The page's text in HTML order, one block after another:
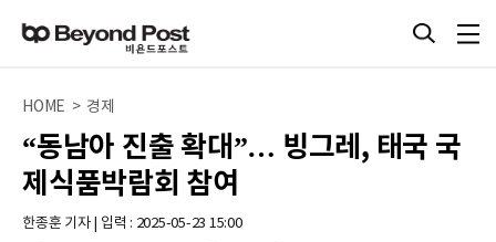
HOME > 경제
“동남아 진출 확대”… 빙그레, 태국 국
제식품박람회 참여
한종훈 기자 | 입력 : 2025-05-23 15:00